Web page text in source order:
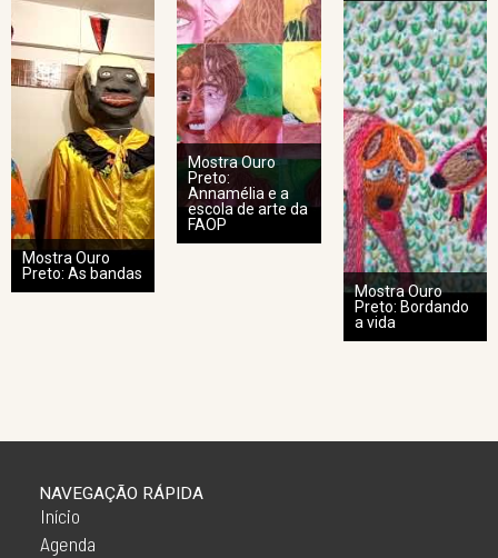
Mostra Ouro
Preto: As bandas
Mostra Ouro
Preto:
Annamélia e a
escola de arte da
FAOP
Mostra Ouro
Preto: Bordando
a vida
Início
Agenda
NAVEGAÇÃO RÁPIDA